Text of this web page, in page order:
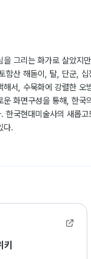
을 그리는 화가로 살았지
함산 해돋이, 탈, 단군,
해서, 수묵화에 강렬한 오
운 화면구성을 통해, 한
한국현대미술사의 새롭
다.